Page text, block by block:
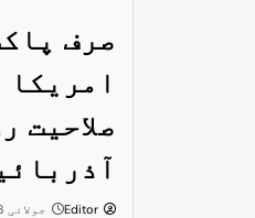
پر
صرف
صلاحیت
Editor جولائی 13, 2026